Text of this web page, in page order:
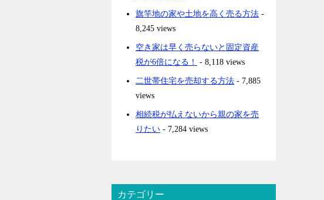
旗竿地の家や土地を高く売る方法 -
8,245 views
空き家は早く売らないと固定資産
税が6倍になる！
- 8,118 views
二世帯住宅を売却する方法 - 7,885
views
相続税が払えないから親の家を売
りたい - 7,284 views
カテゴリー